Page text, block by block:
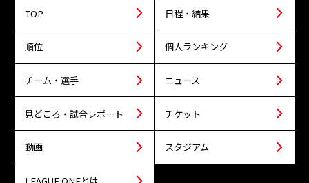
TOP 日程・結果
順位 個人ランキング
チーム・選手 ニュース
見どころ・試合レポート チケット
動画 スタジアム